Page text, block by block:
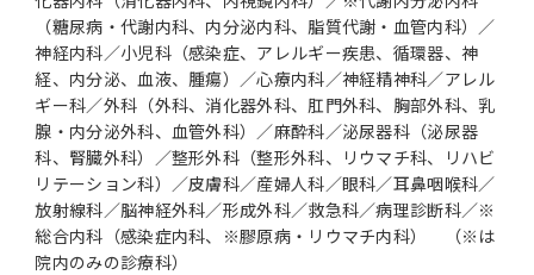
（糖尿病・代謝内科、内分泌内科、脂質代謝・血管内科）／
神経内科／小児科（感染症、アレルギー疾患、循環器、神
経、内分泌、血液、腫瘍）／心療内科／神経精神科／アレル
ギー科／外科（外科、消化器外科、肛門外科、胸部外科、乳
腺・内分泌外科、血管外科）／麻酔科／泌尿器科（泌尿器
科、腎臓外科）／整形外科（整形外科、リウマチ科、リハビ
リテーション科）／皮膚科／産婦人科／眼科／耳鼻咽喉科／
放射線科／脳神経外科／形成外科／救急科／病理診断科／※
総合内科（感染症内科、※膠原病・リウマチ内科） （※は
院内のみの診療科）